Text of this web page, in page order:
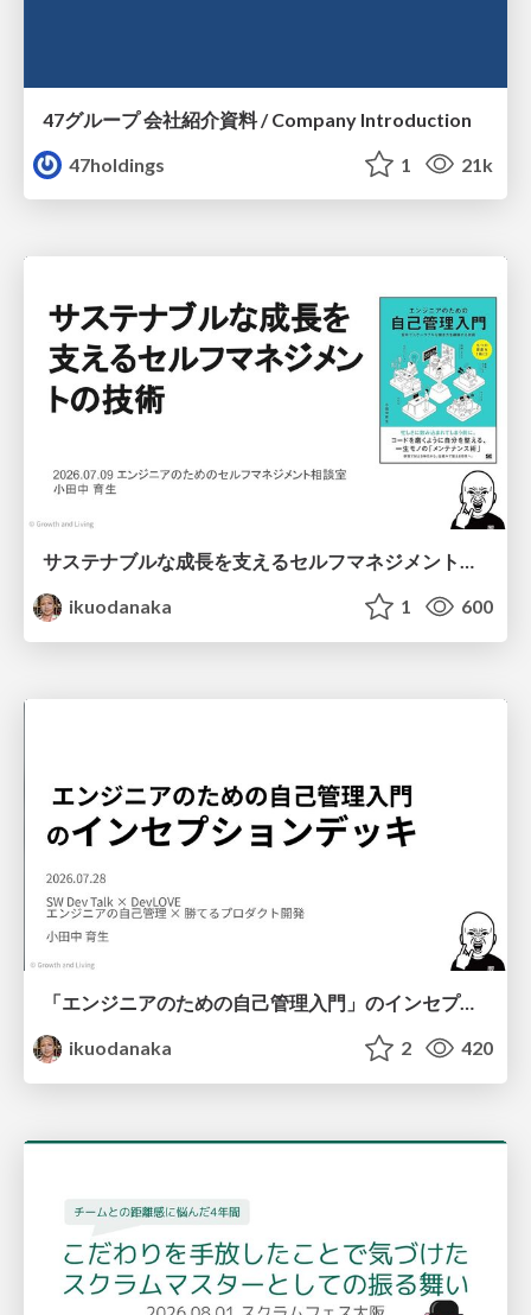
47グループ 会社紹介資料 / Company Introduction
47holdings
1 21k
サステナブルな成長を支えるセルフマネジメントの技術/Self Management skill for growth
ikuodanaka
1 600
「エンジニアのための自己管理入門」のインセプションデッキ/Inception Deck of Self-Management beginner's guide book
ikuodanaka
2 420